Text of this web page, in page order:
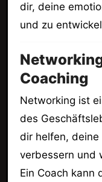
dir, deine
und zu
Coaching
Networking ist
des
dir helfen,
verbessern und
Ein Coach kann